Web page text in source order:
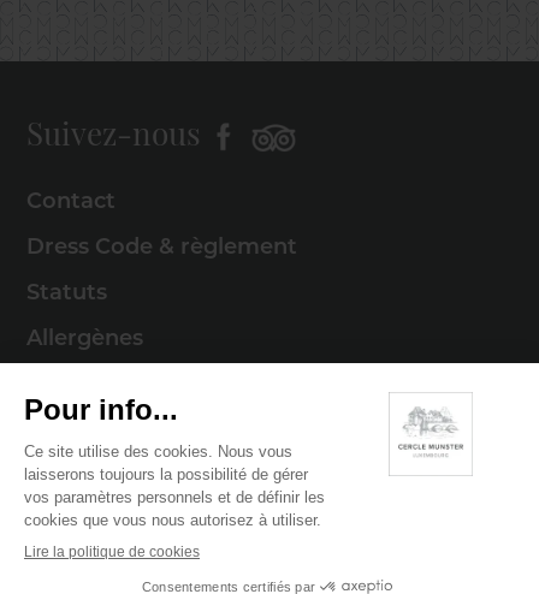
Suivez-nous
Contact
Dress Code & règlement
Statuts
Allergènes
Mentions légales
Politique de cookies
Politique de confidentialité
© 2026 Cercle Munster . Tous droits réservés